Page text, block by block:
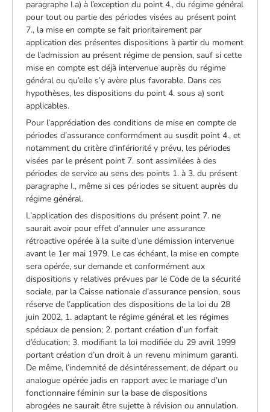
paragraphe I.a) à l’exception du point 4., du régime général
pour tout ou partie des périodes visées au présent point
7., la mise en compte se fait prioritairement par
application des présentes dispositions à partir du moment
de l’admission au présent régime de pension, sauf si cette
mise en compte est déjà intervenue auprès du régime
général ou qu’elle s’y avère plus favorable. Dans ces
hypothèses, les dispositions du point 4. sous a) sont
applicables.
Pour l’appréciation des conditions de mise en compte de
périodes d’assurance conformément au susdit point 4., et
notamment du critère d’infériorité y prévu, les périodes
visées par le présent point 7. sont assimilées à des
périodes de service au sens des points 1. à 3. du présent
paragraphe I., même si ces périodes se situent auprès du
régime général.
L’application des dispositions du présent point 7. ne
saurait avoir pour effet d’annuler une assurance
rétroactive opérée à la suite d’une démission intervenue
avant le 1er mai 1979. Le cas échéant, la mise en compte
sera opérée, sur demande et conformément aux
dispositions y relatives prévues par le Code de la sécurité
sociale, par la Caisse nationale d’assurance pension, sous
réserve de l’application des dispositions de la loi du 28
juin 2002, 1. adaptant le régime général et les régimes
spéciaux de pension; 2. portant création d’un forfait
d’éducation; 3. modifiant la loi modifiée du 29 avril 1999
portant création d’un droit à un revenu minimum garanti.
De même, l’indemnité de désintéressement, de départ ou
analogue opérée jadis en rapport avec le mariage d’un
fonctionnaire féminin sur la base de dispositions
abrogées ne saurait être sujette à révision ou annulation.